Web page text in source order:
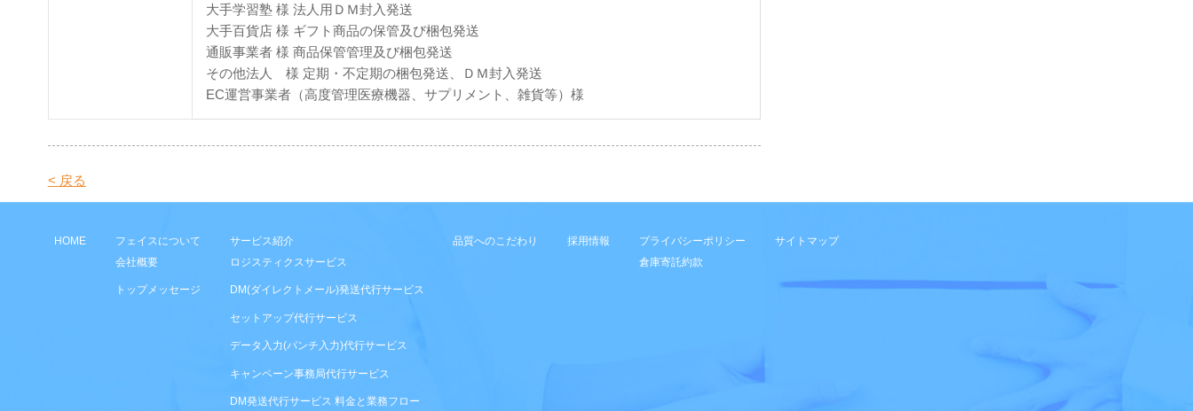
大手学習塾 様 法人用ＤＭ封入発送
大手百貨店 様 ギフト商品の保管及び梱包発送
通販事業者 様 商品保管管理及び梱包発送
その他法人 様 定期・不定期の梱包発送、ＤＭ封入発送
EC運営事業者（高度管理医療機器、サプリメント、雑貨等）様
< 戻る
HOME
フェイスについて
会社概要
トップメッセージ
サービス紹介
ロジスティクス​サービス​
DM(ダイレクトメール)発送代行サービス
セットアップ代行サービス
データ入力(パンチ入力)代行サービス
キャンペーン事務局代行サービス
DM発送代行サービス 料金と業務フロー
品質へのこだわり 採用情報
プライバシーポリシー
倉庫寄託約款
サイトマップ